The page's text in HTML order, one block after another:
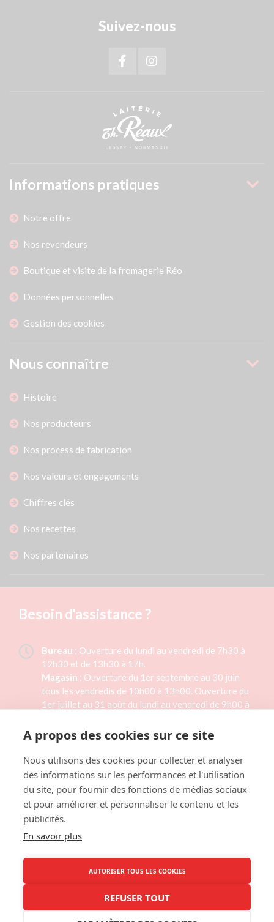
Suivez-nous
Informations pratiques
Notre offre
Nos revendeurs
Boutique et visite de la fromagerie Réo
Données personnelles
Gestion des cookies
Nous connaître
Histoire
Nos producteurs
Nos process de fabrication
Nos valeurs et engagements
Chiffres clés
Nos recettes
Nos partenaires
Besoin d'assistance ?
Bureau : Ouverture du lundi au vendredi de 7h30 à
12h30 et de 13h30 à 17h.
Magasin : Ouverture du 1er septembre au 30 juin
tous les vendredis de 10h00 à 13h00. Ouverture du
1er juillet au 31 août du lundi au vendredi de 9h00 à
Formulaire de contact
LAITERIE TH. RÉAUX
1 rue des Planquettes,
A propos des cookies sur ce site
Nous utilisons des cookies pour collecter et analyser
des informations sur les performances et l'utilisation
du site, pour fournir des fonctions de médias sociaux
et pour améliorer et personnaliser le contenu et les
publicités.
En savoir plus
AUTORISER TOUS LES COOKIES
REFUSER TOUT